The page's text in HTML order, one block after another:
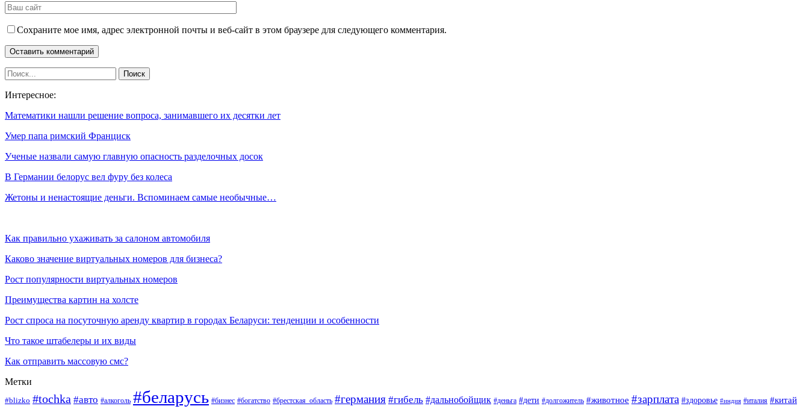
Сохраните мое имя, адрес электронной почты и веб-сайт в этом браузере для следующего комментария.
Интересное:
Математики нашли решение вопроса, занимавшего их десятки лет
Умер папа римский Франциск
Ученые назвали самую главную опасность разделочных досок
В Германии белорус вел фуру без колеса
Жетоны и ненастоящие деньги. Вспоминаем самые необычные…
Как правильно ухаживать за салоном автомобиля
Каково значение виртуальных номеров для бизнеса?
Рост популярности виртуальных номеров
Преимущества картин на холсте
Рост спроса на посуточную аренду квартир в городах Беларуси: тенденции и особенности
Что такое штабелеры и их виды
Как отправить массовую смс?
Метки
#blizko #tochka #авто #алкоголь #беларусь #бизнес #богатство #брестская_область #германия #гибель #дальнобойщик #деньга #дети #долгожитель #животное #зарплата #здоровье #индия #италия #китай